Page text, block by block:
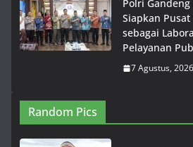
Polri Gandeng
Siapkan
sebagai
Pelayanan
7 Agustus,
Random Pics